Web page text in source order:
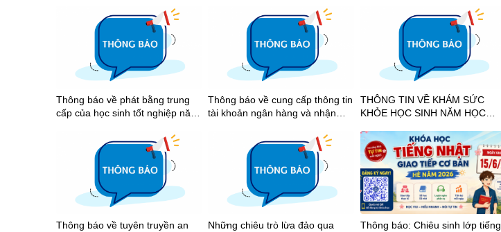
Thông báo về phát bằng trung
cấp của học sinh tốt nghiệp năm
Thông báo về cung cấp thông tin
tài khoản ngân hàng và nhận
tập học kỳ I năm học 2025-2026
THÔNG TIN VỀ KHÁM SỨC
KHỎE HỌC SINH NĂM HỌC
Thông báo về tuyên truyền an
Những chiêu trò lừa đảo qua
Thông báo: Chiêu sinh lớp tiếng